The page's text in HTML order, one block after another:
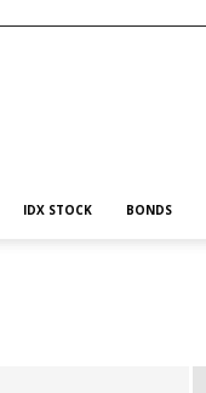
IDX STOCK BONDS